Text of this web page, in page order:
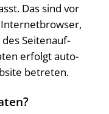
Das sind vor
Inter­net­brow­ser,
Sei­ten­auf­
erfolgt auto­
betreten.